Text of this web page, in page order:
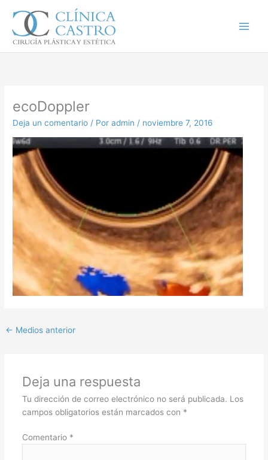
contenido
ecoDoppler
Deja un comentario / Poradmin/ noviembre 7, 2016
← Medios anterior
Deja una respuesta
Tu dirección de correo electrónico no será publicada. Los
campos obligatorios están marcados con *
Comentario *